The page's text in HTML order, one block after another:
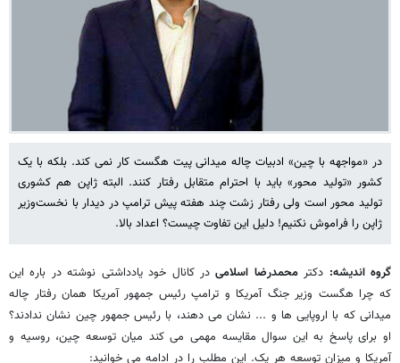
در «مواجهه با چین» ادبیات چاله میدانی پیت هگست کار نمی کند. بلکه با یک
کشور «تولید محور» باید با احترام متقابل رفتار کنند. البته ژاپن هم کشوری
تولید محور است ولی رفتار زشت چند هفته پیش ترامپ در دیدار با نخست‌وزیر
ژاپن را فراموش نکنیم! دلیل این تفاوت چیست؟ اعداد بالا.
گروه اندیشه: دکترمحمدرضا اسلامیدر کانال خود یادداشتی نوشته در باره این
که چرا هگست وزیر جنگ آمریکا و ترامپ رئیس جمهور آمریکا همان رفتار چاله
میدانی که با اروپایی ها و ... نشان می دهند، با رئیس جمهور چین نشان ندادند؟
او برای پاسخ به این سوال مقایسه مهمی می کند میان توسعه چین، روسیه و
آمریکا و میزان توسعه هر یک. این مطلب را در ادامه می خوانید: